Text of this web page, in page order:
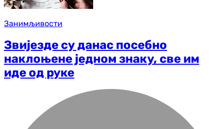
Занимљивости
Звијезде су данас посебно
наклоњене једном знаку, све им
иде од руке